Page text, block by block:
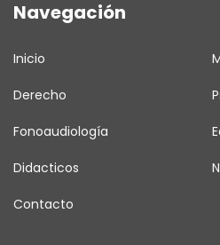
Navegación
Inicio
Derecho
Fonoaudiología
Didacticos
Contacto